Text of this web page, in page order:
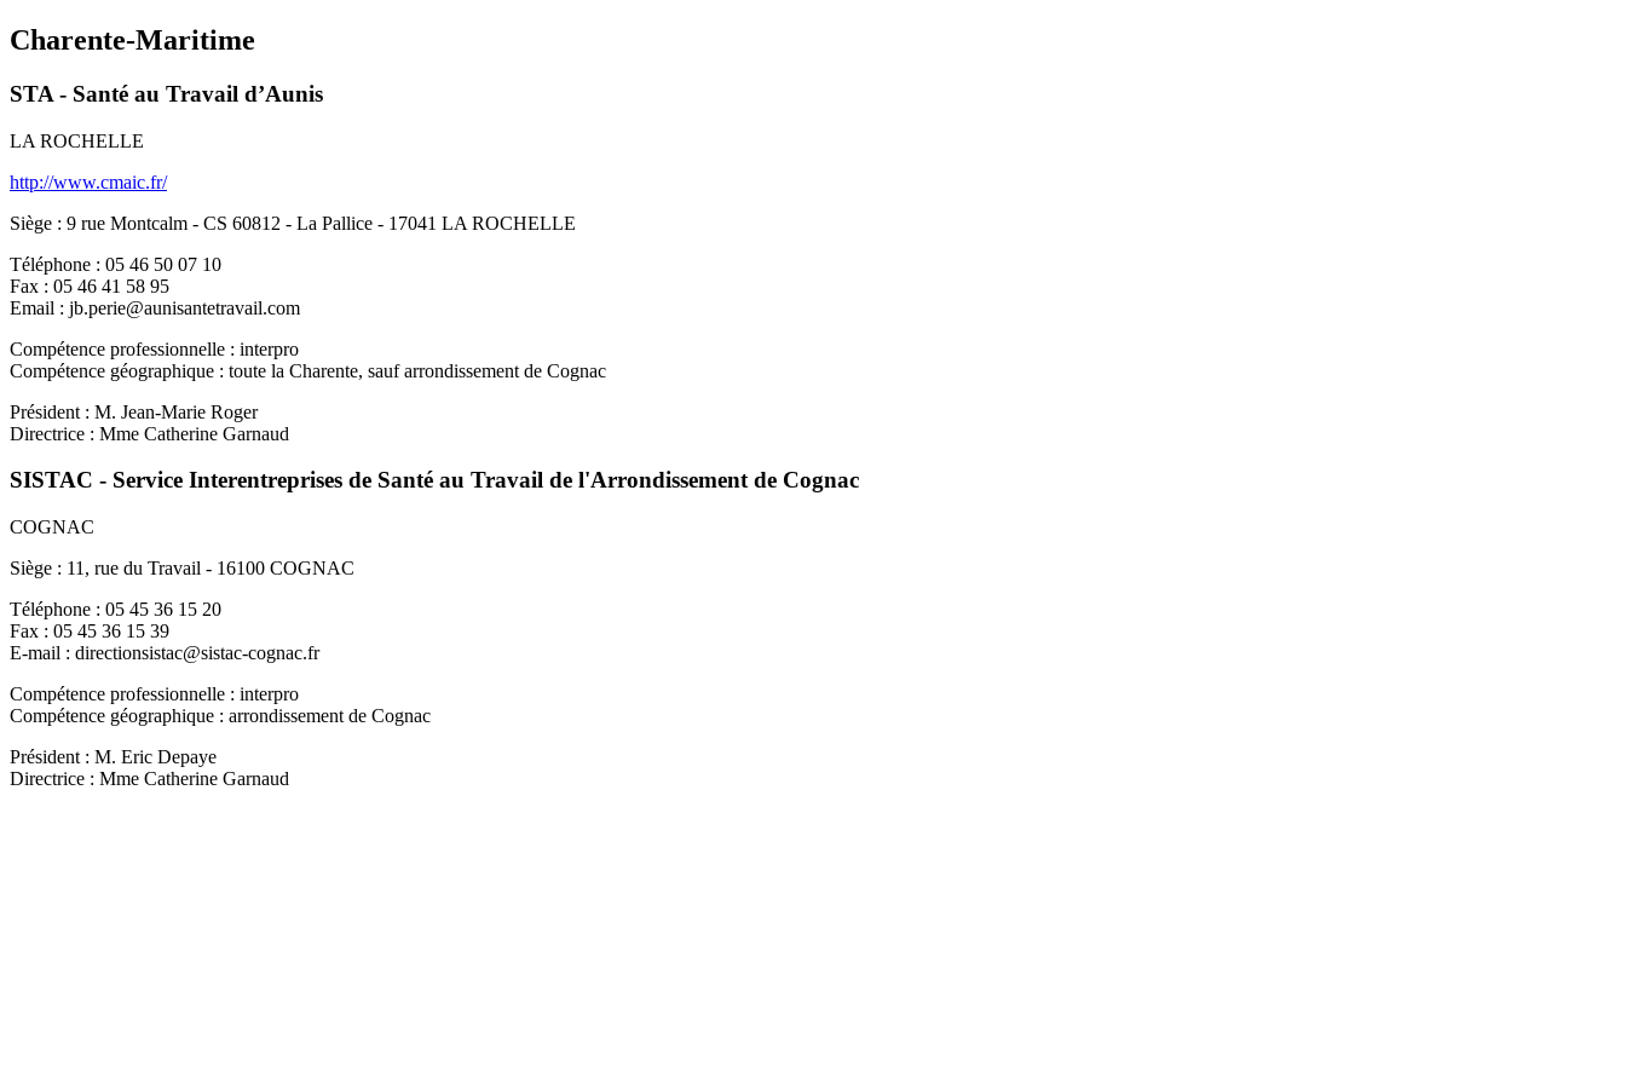
Charente-Maritime
STA - Santé au Travail d’Aunis
LA ROCHELLE
http://www.cmaic.fr/
Siège : 9 rue Montcalm - CS 60812 - La Pallice - 17041 LA ROCHELLE
Téléphone : 05 46 50 07 10
Fax : 05 46 41 58 95
Email : jb.perie@aunisantetravail.com
Compétence professionnelle : interpro
Compétence géographique : toute la Charente, sauf arrondissement de Cognac
Président : M. Jean-Marie Roger
Directrice : Mme Catherine Garnaud
SISTAC - Service Interentreprises de Santé au Travail de l'Arrondissement de Cognac
COGNAC
Siège : 11, rue du Travail - 16100 COGNAC
Téléphone : 05 45 36 15 20
Fax : 05 45 36 15 39
E-mail : directionsistac@sistac-cognac.fr
Compétence professionnelle : interpro
Compétence géographique : arrondissement de Cognac
Président : M. Eric Depaye
Directrice : Mme Catherine Garnaud